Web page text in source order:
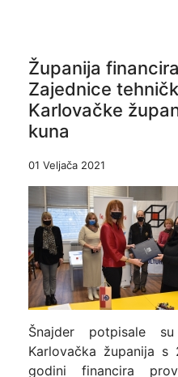
Županija
Zajednice
Karlovačke
kuna
01 Veljača 2021
Šnajder potpisale
Karlovačka županija
godini financira